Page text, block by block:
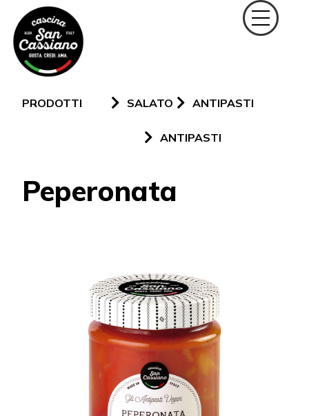
PRODOTTI SALATO ANTIPASTI
ANTIPASTI
Peperonata